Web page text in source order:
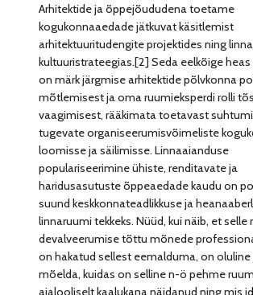
Arhitektide ja õppejõududena toetame
kogukonnaaedade jätkuvat käsitlemist
arhitektuuritudengite projektides ning
kultuuristrateegias.[2] Seda eelkõige heas
on märk järgmise arhitektide põlvkonna
mõtlemisest ja oma ruumieksperdi rolli
vaagimisest, rääkimata toetavast
tugevate organiseerumisvõimeliste
loomisse ja säilimisse. Linnaaianduse
populariseerimine ühiste, renditavate ja
haridusasutuste õppeaedade kaudu on
suund keskkonnateadlikkuse ja
linnaruumi tekkeks. Nüüd, kui näib, et
devalveerumise tõttu mõnede
on hakatud sellest eemalduma, on oluline
mõelda, kuidas on selline n-ö pehme
ajalooliselt kaalukana näidanud ning mis